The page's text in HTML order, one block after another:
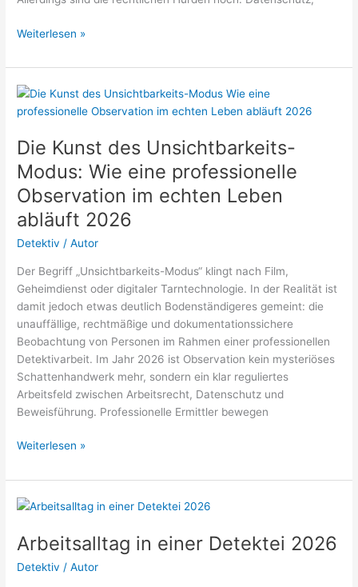
Verdacht
Betrieb:
Wann
eine
Detektei
einschalten
dürfen
(und
2026
Weiterlesen »
Die Kunst des Unsichtbarkeits-
Modus: Wie eine professionelle
Observation im echten Leben
abläuft 2026
Detektiv /Autor
Der Begriff „Unsichtbarkeits-Modus“ klingt nach Film,
Geheimdienst oder digitaler Tarntechnologie. In der Realität ist
damit jedoch etwas deutlich Bodenständigeres gemeint: die
unauffällige, rechtmäßige und dokumentationssichere
Beobachtung von Personen im Rahmen einer professionellen
Detektivarbeit. Im Jahr 2026 ist Observation kein mysteriöses
Schattenhandwerk mehr, sondern ein klar reguliertes
Arbeitsfeld zwischen Arbeitsrecht, Datenschutz und
Beweisführung. Professionelle Ermittler bewegen
Die
des
Unsichtbarkeits-
Modus:
eine
professionelle
Weiterlesen »
Arbeitsalltag in einer Detektei 2026
Detektiv /Autor